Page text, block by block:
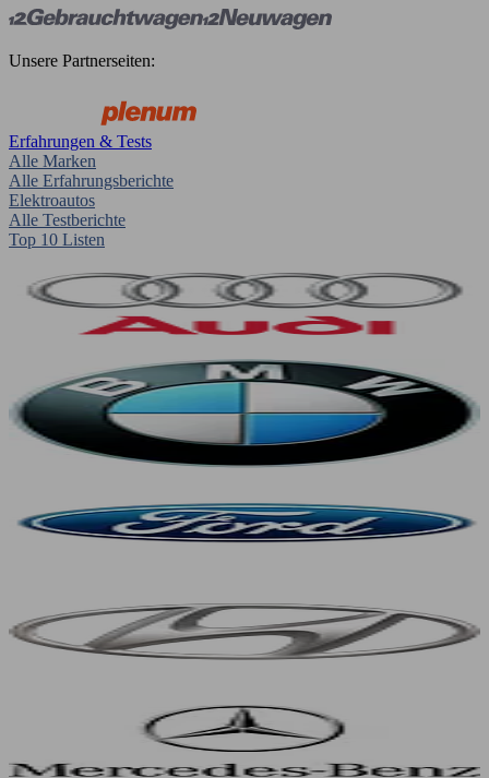
Unsere Partnerseiten:
Erfahrungen & Tests
Alle Marken
Alle Erfahrungsberichte
Elektroautos
Alle Testberichte
Top 10 Listen